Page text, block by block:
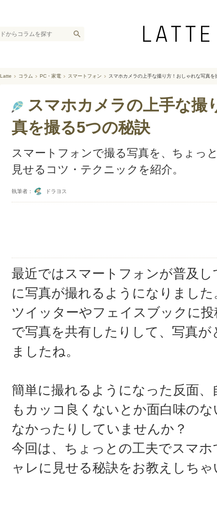
Latte コラム PC・家電 スマートフォン スマホカメラの上手な撮り方！おしゃれな写真を
スマホカメラの上手な撮
真を撮る5つの秘訣
スマートフォンで撮る写真を、ちょっ
見せるコツ・テクニックを紹介。
執筆者： ドラヨス
最近ではスマートフォンが普及
に写真が撮れるようになりました
ツイッターやフェイスブックに
で写真を共有したりして、写真
ましたね。
簡単に撮れるようになった反面
もカッコ良くないとか面白味の
なかったりしていませんか？
今回は、ちょっとの工夫でスマ
ャレに見せる秘訣をお教えしち